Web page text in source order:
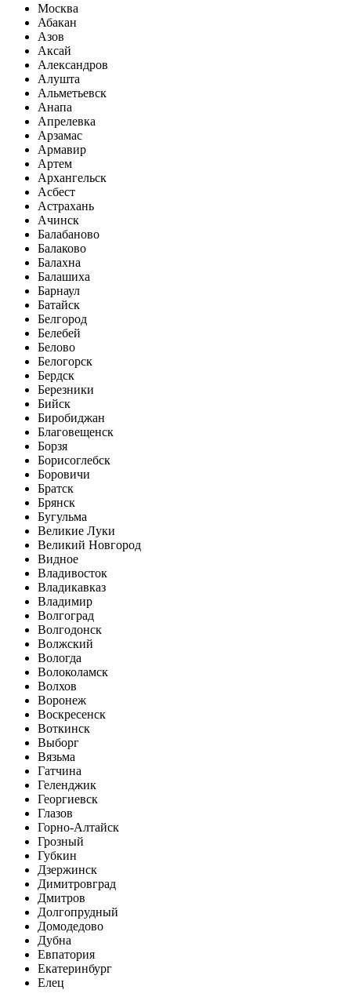
Москва
Абакан
Азов
Аксай
Александров
Алушта
Альметьевск
Анапа
Апрелевка
Арзамас
Армавир
Артем
Архангельск
Асбест
Астрахань
Ачинск
Балабаново
Балаково
Балахна
Балашиха
Барнаул
Батайск
Белгород
Белебей
Белово
Белогорск
Бердск
Березники
Бийск
Биробиджан
Благовещенск
Борзя
Борисоглебск
Боровичи
Братск
Брянск
Бугульма
Великие Луки
Великий Новгород
Видное
Владивосток
Владикавказ
Владимир
Волгоград
Волгодонск
Волжский
Вологда
Волоколамск
Волхов
Воронеж
Воскресенск
Воткинск
Выборг
Вязьма
Гатчина
Геленджик
Георгиевск
Глазов
Горно-Алтайск
Грозный
Губкин
Дзержинск
Димитровград
Дмитров
Долгопрудный
Домодедово
Дубна
Евпатория
Екатеринбург
Елец